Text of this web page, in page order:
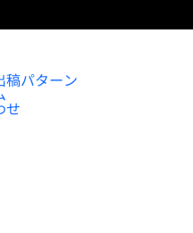
稿パターン
せ